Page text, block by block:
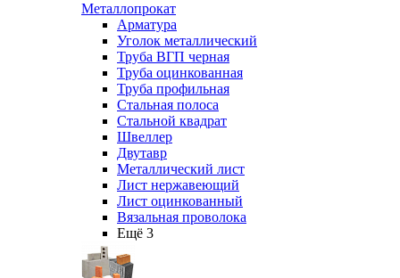
Металлопрокат
Арматура
Уголок металлический
Труба ВГП черная
Труба оцинкованная
Труба профильная
Стальная полоса
Стальной квадрат
Швеллер
Двутавр
Металлический лист
Лист нержавеющий
Лист оцинкованный
Вязальная проволока
Ещё 3